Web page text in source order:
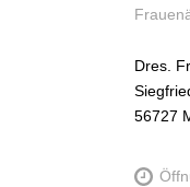
Dres.
56727